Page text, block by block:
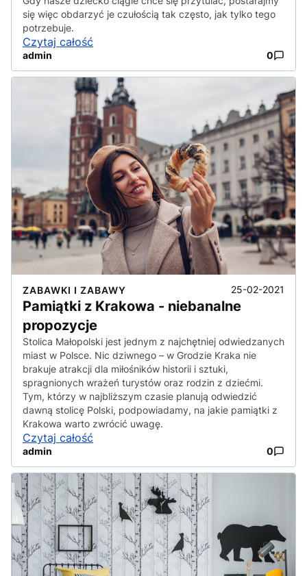
się więc obdarzyć je czułością tak często, jak tylko tego
potrzebuje.
Czytaj całość
admin 0
ZABAWKI I ZABAWY 25-02-2021
Pamiątki z Krakowa - niebanalne
propozycje
Stolica Małopolski jest jednym z najchętniej odwiedzanych
miast w Polsce. Nic dziwnego – w Grodzie Kraka nie
brakuje atrakcji dla miłośników historii i sztuki,
spragnionych wrażeń turystów oraz rodzin z dziećmi.
Tym, którzy w najbliższym czasie planują odwiedzić
dawną stolicę Polski, podpowiadamy, na jakie pamiątki z
Krakowa warto zwrócić uwagę.
Czytaj całość
admin 0